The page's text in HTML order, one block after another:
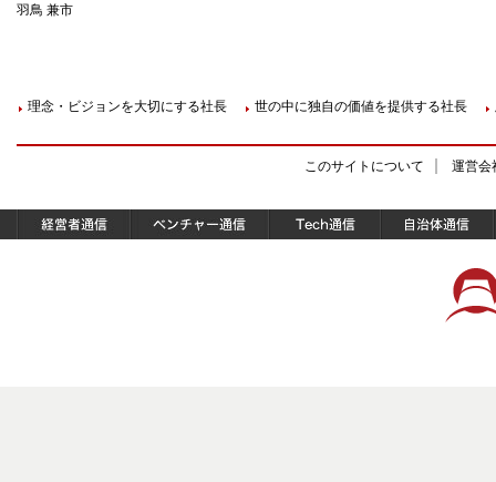
羽鳥 兼市
理念・ビジョンを大切にする社長 世の中に独自の価値を提供する社長
このサイトについて 運営会